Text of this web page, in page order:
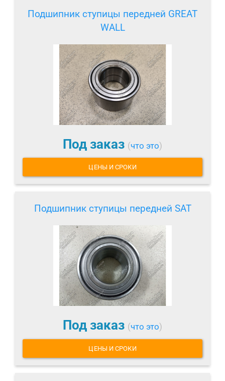
Подшипник ступицы передней GREAT
WALL
Под заказ (что это)
ЦЕНЫ И СРОКИ
Подшипник ступицы передней SAT
Под заказ (что это)
ЦЕНЫ И СРОКИ